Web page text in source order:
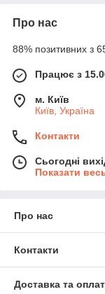
Про нас
88% позитивних з
Працює з
м. Київ
Київ, Україна
Контакти
Сьогодні
Показати
Про нас
Контакти
Доставка та